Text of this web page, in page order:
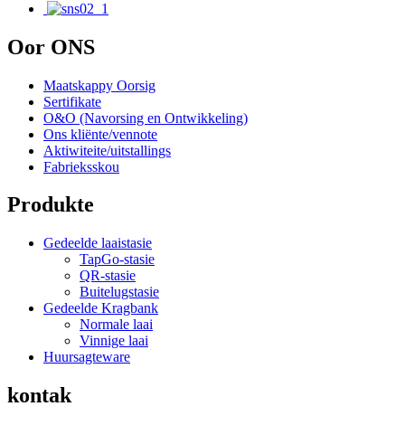
Oor ONS
Maatskappy Oorsig
Sertifikate
O&O (Navorsing en Ontwikkeling)
Ons kliënte/vennote
Aktiwiteite/uitstallings
Fabrieksskou
Produkte
Gedeelde laaistasie
TapGo-stasie
QR-stasie
Buitelugstasie
Gedeelde Kragbank
Normale laai
Vinnige laai
Huursagteware
kontak